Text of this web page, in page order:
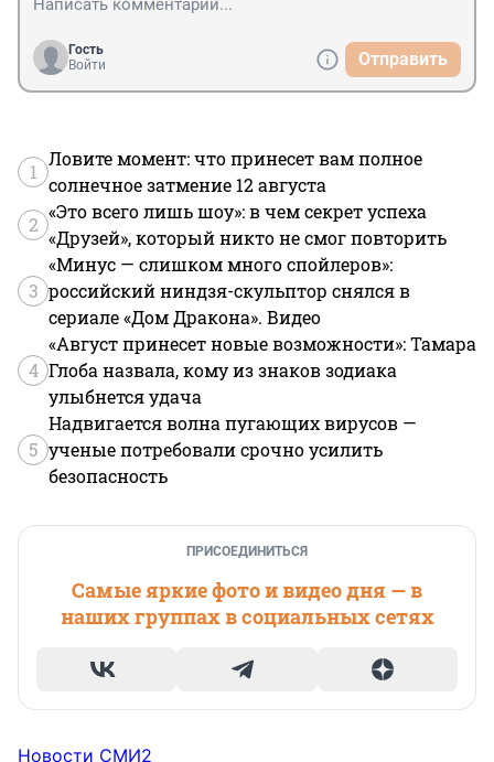
Гость
Войти
Отправить
1
Ловите момент: что принесет вам полное
солнечное затмение 12 августа
2
«Это всего лишь шоу»: в чем секрет успеха
«Друзей», который никто не смог повторить
3
«Минус — слишком много спойлеров»:
российский ниндзя-скульптор снялся в
сериале «Дом Дракона». Видео
4
«Август принесет новые возможности»: Тамара
Глоба назвала, кому из знаков зодиака
улыбнется удача
5
Надвигается волна пугающих вирусов —
ученые потребовали срочно усилить
безопасность
ПРИСОЕДИНИТЬСЯ
Самые яркие фото и видео дня — в
наших группах в социальных сетях
Новости СМИ2